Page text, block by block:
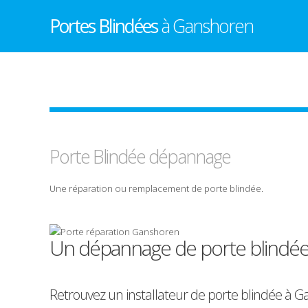
Portes Blindéesà Ganshoren
Porte Blindéedépannage
Une réparation ou remplacement de porte blindée.
Un dépannage de porte
Retrouvez un installateur de porte blindée à